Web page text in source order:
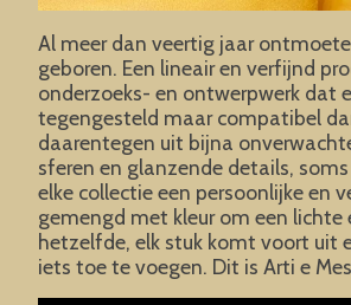
Al meer dan veertig jaar
geboren. Een lineair en verfijnd
onderzoeks- en ontwerpwerk dat
tegengesteld maar compatibel
daarentegen uit bijna
sferen en glanzende details,
elke collectie een persoonlijke en
gemengd met kleur om een lichte
hetzelfde, elk stuk komt voort uit
iets toe te voegen. Dit is Arti e